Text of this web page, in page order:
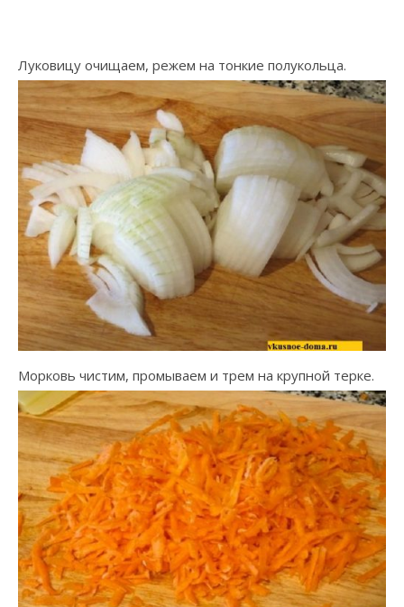
Луковицу очищаем, режем на тонкие полукольца.
Морковь чистим, промываем и трем на крупной терке.